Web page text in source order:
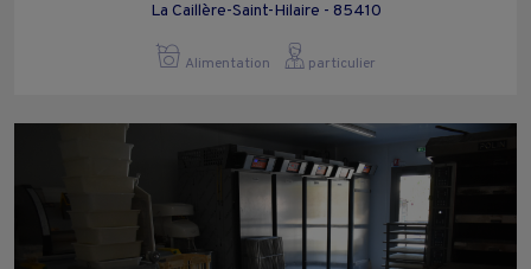
La Caillère-Saint-Hilaire - 85410
Alimentation particulier